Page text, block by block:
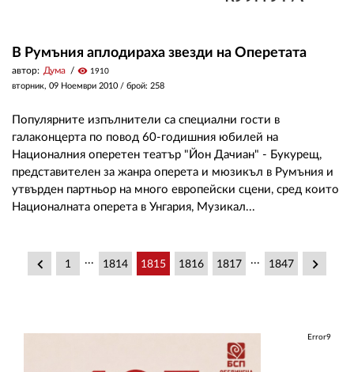
В Румъния аплодираха звезди на Оперетата
автор: Дума visibility 1910
вторник, 09 Ноември 2010 / брой: 258
Популярните изпълнители са специални гости в
галаконцерта по повод 60-годишния юбилей на
Националния оперетен театър "Йон Дачиан" - Букурещ,
представителен за жанра оперета и мюзикъл в Румъния и
утвърден партньор на много европейски сцени, сред които
Националната оперета в Унгария, Музикал...
keyboard_arrow_left 1 ... 1814 1815 1816 1817 ... 1847 keyboard_arrow_right
Error9